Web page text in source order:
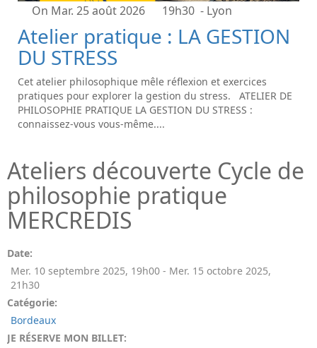
On Mar. 25 août 2026 19h30 - Lyon
Atelier pratique : LA GESTION
DU STRESS
Cet atelier philosophique mêle réflexion et exercices
pratiques pour explorer la gestion du stress. ATELIER DE
PHILOSOPHIE PRATIQUE LA GESTION DU STRESS :
connaissez-vous vous-même....
Ateliers découverte Cycle de
philosophie pratique
MERCREDIS
Date:
Mer. 10 septembre 2025, 19h00 - Mer. 15 octobre 2025,
21h30
Catégorie:
Bordeaux
JE RÉSERVE MON BILLET: